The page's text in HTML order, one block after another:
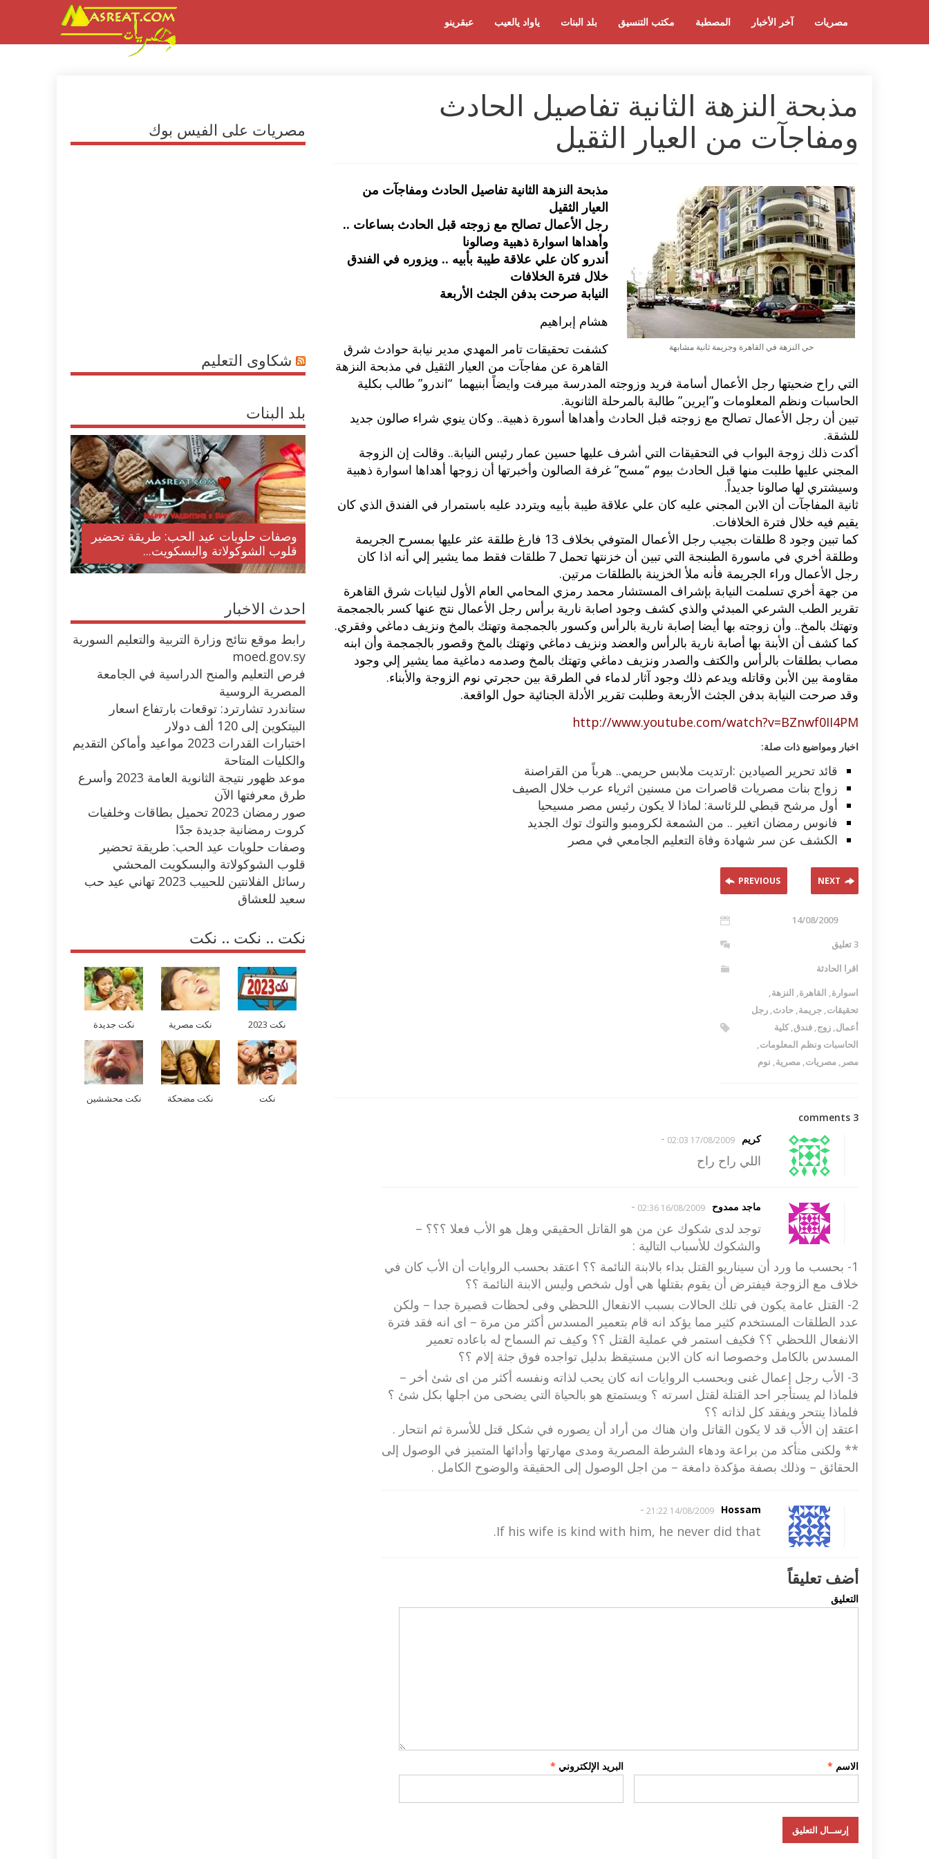
عبقرينو ياواد يالعيب بلد البنات مكتب التنسيق المصطبة آخر الأخبار مصريات
مذبحة النزهة الثانية تفاصيل الحادث
ومفاجآت من العيار الثقيل
حي النزهة في القاهرة وجريمة ثانية مشابهة
مذبحة النزهة الثانية تفاصيل الحادث ومفاجآت من
العيار الثقيل
رجل الأعمال تصالح مع زوجته قبل الحادث بساعات ..
وأهداها اسوارة ذهبية وصالونا
أندرو كان علي علاقة طيبة بأبيه .. ويزوره في الفندق
خلال فترة الخلافات
النيابة صرحت بدفن الجثث الأربعة
هشام إبراهيم
كشفت تحقيقات تامر المهدي مدير نيابة حوادث شرق
القاهرة عن مفاجآت من العيار الثقيل في مذبحة النزهة
التي راح ضحيتها رجل الأعمال أسامة فريد وزوجته المدرسة ميرفت وايضاً ابنيهما “اندرو” طالب بكلية
الحاسبات ونظم المعلومات و”ايرين” طالبة بالمرحلة الثانوية.
تبين أن رجل الأعمال تصالح مع زوجته قبل الحادث وأهداها أسورة ذهبية.. وكان ينوي شراء صالون جديد
للشقة.
أكدت ذلك زوجة البواب في التحقيقات التي أشرف عليها حسين عمار رئيس النيابة.. وقالت إن الزوجة
المجني عليها طلبت منها قبل الحادث بيوم “مسح” غرفة الصالون وأخبرتها أن زوجها أهداها اسوارة ذهبية
وسيشتري لها صالونا جديداً.
ثانية المفاجآت أن الابن المجني عليه كان علي علاقة طيبة بأبيه ويتردد عليه باستمرار في الفندق الذي كان
يقيم فيه خلال فترة الخلافات.
كما تبين وجود 8 طلقات بجيب رجل الأعمال المتوفي بخلاف 13 فارغ طلقة عثر عليها بمسرح الجريمة
وطلقة أخري في ماسورة الطبنجة التي تبين أن خزنتها تحمل 7 طلقات فقط مما يشير إلي أنه اذا كان
رجل الأعمال وراء الجريمة فأنه ملأ الخزينة بالطلقات مرتين.
من جهة أخري تسلمت النيابة بإشراف المستشار محمد رمزي المحامي العام الأول لنيابات شرق القاهرة
تقرير الطب الشرعي المبدئي والذي كشف وجود اصابة نارية برأس رجل الأعمال نتج عنها كسر بالجمجمة
وتهتك بالمخ.. وأن زوجته بها أيضا إصابة نارية بالرأس وكسور بالجمجمة وتهتك بالمخ ونزيف دماغي وفقري.
كما كشف أن الأبنة بها أصابة نارية بالرأس والعضد ونزيف دماغي وتهتك بالمخ وقصور بالجمجمة وأن ابنه
مصاب بطلقات بالرأس والكتف والصدر ونزيف دماغي وتهتك بالمخ وصدمه دماغية مما يشير إلي وجود
مقاومة بين الأبن وقاتله ويدعم ذلك وجود آثار لدماء في الطرقة بين حجرتي نوم الزوجة والأبناء.
وقد صرحت النيابة بدفن الجثث الأربعة وطلبت تقرير الأدلة الجنائية حول الواقعة.
http://www.youtube.com/watch?v=BZnwf0II4PM
اخبار ومواضيع ذات صلة:
قائد تحرير الصيادين :ارتديت ملابس حريمي.. هرباً من القراصنة
زواج بنات مصريات قاصرات من مسنين اثرياء عرب خلال الصيف
أول مرشح قبطي للرئاسة: لماذا لا يكون رئيس مصر مسيحيا
فانوس رمضان اتغير .. من الشمعة لكرومبو والتوك توك الجديد
الكشف عن سر شهادة وفاة التعليم الجامعي في مصر
PREVIOUS NEXT
14/08/2009
3 تعليق
اقرا الحادثة
اسوارة, القاهرة, النزهة,
تحقيقات, جريمة, حادث, رجل
أعمال, زوج, فندق,كلية
الحاسبات ونظم المعلومات,
مصر , مصريات, مصرية, نوم
3 comments
كريم
17/08/2009 02:03
-
اللي راح راح
ماجد ممدوح 16/08/2009 02:36
-
توجد لدى شكوك عن من هو القاتل الحقيقي وهل هو الأب فعلا ؟؟؟ –
والشكوك للأسباب التالية :
1- بحسب ما ورد أن سيناريو القتل بداء بالابنة النائمة ؟؟ اعتقد بحسب الروايات أن الأب كان في
خلاف مع الزوجة فيفترض أن يقوم بقتلها هي أول شخص وليس الابنة النائمة ؟؟
2- القتل عامة يكون في تلك الحالات بسبب الانفعال اللحظي وفى لحظات قصيرة جدا – ولكن
عدد الطلقات المستخدم كثير مما يؤكد انه قام بتعمير المسدس أكثر من مرة – اى انه فقد فترة
الانفعال اللحظي ؟؟ فكيف استمر في عملية القتل ؟؟ وكيف تم السماح له باعاده تعمير
المسدس بالكامل وخصوصا انه كان الابن مستيقظ بدليل تواجده فوق جثة إلام ؟؟
3- الأب رجل إعمال غنى وبحسب الروايات انه كان يحب لذاته ونفسه أكثر من اى شئ أخر –
فلماذا لم يستأجر احد القتلة لقتل اسرته ؟ ويستمتع هو بالحياة التي يضحى من اجلها بكل شئ ؟
فلماذا ينتحر ويفقد كل لذاته ؟؟
اعتقد إن الأب قد لا يكون القاتل وان هناك من أراد أن يصوره في شكل قتل للأسرة ثم انتحار .
** ولكنى متأكد من براعة ودهاء الشرطة المصرية ومدى مهارتها وأدائها المتميز في الوصول إلى
الحقائق – وذلك بصفة مؤكدة دامغة – من اجل الوصول إلى الحقيقة والوضوح الكامل .
Hossam
14/08/2009 21:22
-
If his wife is kind with him, he never did that.
أضف تعليقاً
التعليق
الاسم * البريد الإلكتروني *
مصريات على الفيس بوك
شكاوى التعليم
بلد البنات
وصفات حلويات عيد الحب: طريقة تحضير
قلوب الشوكولاتة والبسكويت...
وصفات أكلات عيد راس السنة الميلادية
والميلاد المجيد الكريسما...
طريقة تحضير حلاوة المولد النبوي مع
وصفات بالفيديو والصور...
اكلات عيد الاضحى 2023 وصفات طبخ
احدث الاخبار
رابط موقع نتائج وزارة التربية والتعليم السورية
moed.gov.sy
فرص التعليم والمنح الدراسية في الجامعة
المصرية الروسية
ستاندرد تشارترد: توقعات بارتفاع اسعار
البيتكوين إلى 120 ألف دولار
اختبارات القدرات 2023 مواعيد وأماكن التقديم
والكليات المتاحة
موعد ظهور نتيجة الثانوية العامة 2023 وأسرع
طرق معرفتها الآن
صور رمضان 2023 تحميل بطاقات وخلفيات
كروت رمضانية جديدة جدًا
وصفات حلويات عيد الحب: طريقة تحضير
قلوب الشوكولاتة والبسكويت المحشي
رسائل الفلانتين للحبيب 2023 تهاني عيد حب
سعيد للعشاق
نكت .. نكت .. نكت
نكت 2023 نكت مصرية نكت جديدة
نكت نكت مضحكة نكت محششين